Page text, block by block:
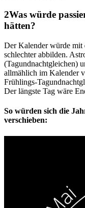
Was würde
hätten?
Der Kalender würde mit
schlechter abbilden.
(Tagundnachtgleichen)
allmählich im Kalender
Frühlings-
Der längste Tag wäre
So würden sich die
verschieben: